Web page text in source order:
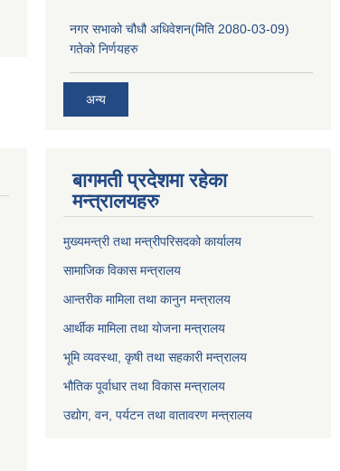
नगर सभाको चौधौ अधिवेशन(मिति 2080-03-09)
गतेको निर्णयहरु
अन्य
बागमती प्रदेशमा रहेका
मन्त्रालयहरु
मुख्यमन्त्री तथा मन्त्रीपरिसदको कार्यालय
सामाजिक विकास मन्त्रालय
आन्तरीक मामिला तथा कानुन मन्त्रालय
आर्थीक मामिला तथा योजना मन्त्रालय
भूमि व्यवस्था, कृषी तथा सहकारी मन्त्रालय
भौतिक पूर्वाधार तथा विकास मन्त्रालय
उद्योग, वन, पर्यटन तथा वातावरण मन्त्रालय